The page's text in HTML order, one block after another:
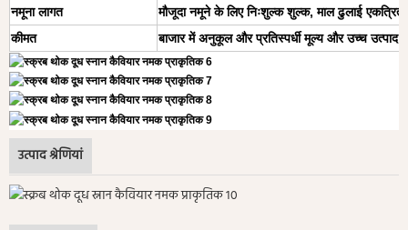
नमूना लागत
मौजूदा नमूने के लिए निःशुल्क शुल्क, माल ढुलाई एकत्रित
कीमत
बाजार में अनुकूल और प्रतिस्पर्धी मूल्य और उच्च उत्पाद
उत्पाद श्रेणियां